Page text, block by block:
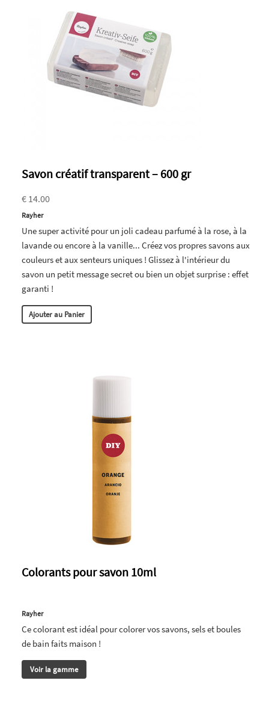
Savon créatif transparent – 600 gr
€ 14.00
Rayher
Une super activité pour un joli cadeau parfumé à la rose, à la
lavande ou encore à la vanille... Créez vos propres savons aux
couleurs et aux senteurs uniques ! Glissez à l'intérieur du
savon un petit message secret ou bien un objet surprise : effet
garanti !
Ajouter au Panier
Colorants pour savon 10ml
Rayher
Ce colorant est idéal pour colorer vos savons, sels et boules
de bain faits maison !
Voir la gamme